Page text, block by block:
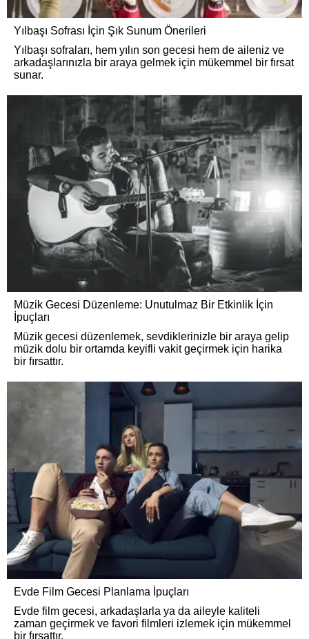
Yılbaşı Sofrası İçin Şık Sunum Önerileri
Yılbaşı sofraları, hem yılın son gecesi hem de aileniz ve
arkadaşlarınızla bir araya gelmek için mükemmel bir fırsat
sunar.
Müzik Gecesi Düzenleme: Unutulmaz Bir Etkinlik İçin
İpuçları
Müzik gecesi düzenlemek, sevdiklerinizle bir araya gelip
müzik dolu bir ortamda keyifli vakit geçirmek için harika
bir fırsattır.
Evde Film Gecesi Planlama İpuçları
Evde film gecesi, arkadaşlarla ya da aileyle kaliteli
zaman geçirmek ve favori filmleri izlemek için mükemmel
bir fırsattır.